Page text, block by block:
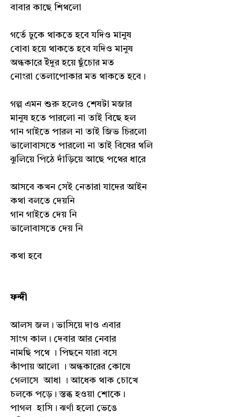
বাবার কাছে শিথলো
গর্তে ঢুকে থাকতে হবে যদিও মানুষ
বোবা হয়ে থাকতে হবে যদিও মানুষ
অন্ধকারে ইঁদুর হয়ে ছুঁচোর মত
নোংরা তেলাপোকার মত থাকতে হবে।
গল্প এমন শুরু হলেও শেষটা মজার
মানুষ হতে পারলো না তাই বিছে হল
গান গাইতে পারল না তাই জিভ চিরলো
ভালোবাসতে পারলো না তাই বিষের থলি
ঝুলিয়ে পিঠে দাঁড়িয়ে আছে পথের ধারে
আসবে কখন সেই নেতারা যাদের আইন
কথা বলতে দেয়নি
গান গাইতে দেয় নি
ভালোবাসতে দেয় নি
কথা হবে
ফন্দী
আলস জল। ভাসিয়ে দাও এবার
সাংগ কাল। দেবার আর নেবার
নামছি পথে । পিছনে যারা বসে
কাঁপায় আলো । অন্ধকারের কোষে
গেলাসে আধা । আধেক থাক চোখে
চলকে পড়ে। স্তব্ধ হওয়া শোকে।
পাগল হাসি। ঝর্ণা হলো ভেঙে